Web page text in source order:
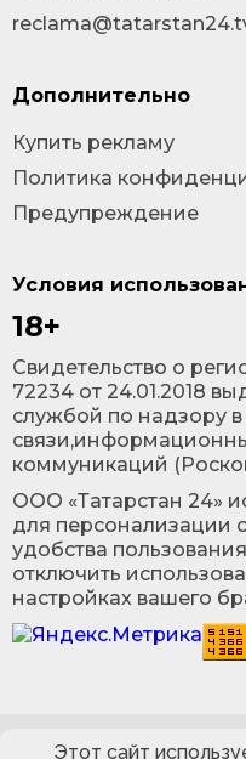
Условия
18+
Cвидетельство о
72234 от 24.01.2018
службой по надзору
коммуникаций
ООО «Татарстан 24»
для персонализации
удобства
отключить
настройках вашего
Дополнительно
Купить рекламу
Политика
Предупреждение
Этот сайт